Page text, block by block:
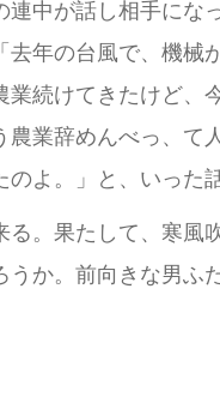
連中が話し相手にな
去年の台風で、機械
業続けてきたけど、
農業辞めんべっ、て
のよ。」と、いった
る。果たして、寒風
うか。前向きな男ふ